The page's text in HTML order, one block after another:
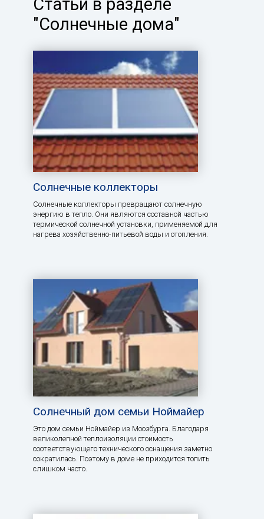
Статьи в разделе
"Солнечные дома"
Солнечные коллекторы
Солнечные коллекторы превращают солнечную
энергию в тепло. Они являются составной частью
термической солнечной установки, применяемой для
нагрева хозяйственно-питьевой воды и отопления.
Солнечный дом семьи Ноймайер
Это дом семьи Ноймайер из Моозбурга. Благодаря
великолепной теплоизоляции стоимость
соответствующего технического оснащения заметно
сократилась. Поэтому в доме не приходится топить
слишком часто.